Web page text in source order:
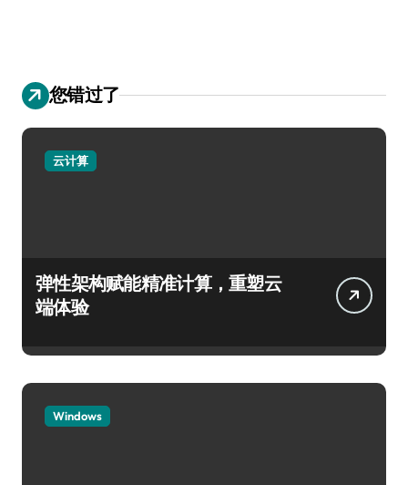
您错过了
云计算
弹性架构赋能精准计算，重塑云
端体验
Windows